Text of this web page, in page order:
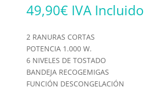
49,90€ IVA Incluido
2 RANURAS CORTAS
POTENCIA 1.000 W.
6 NIVELES DE TOSTADO
BANDEJA RECOGEMIGAS
FUNCIÓN DESCONGELACIÓN